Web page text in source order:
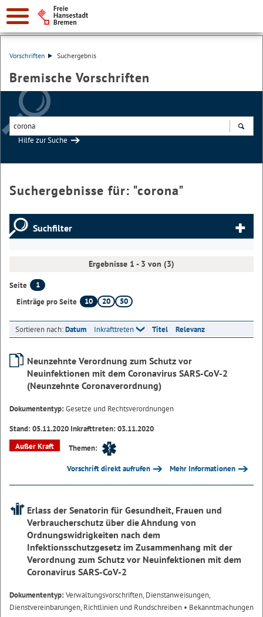
Vorschriften Suchergebnis
Bremische Vorschriften
Hilfe zur Suche
Suchergebnisse für: "corona"
Suchfilter
Ergebnisse 1 - 3 von (3)
Seite
1
Einträge pro Seite
10 20 50
Sortieren nach:Datum Inkrafttreten Titel Relevanz
Neunzehnte Verordnung zum Schutz vor
Neuinfektionen mit dem Coronavirus SARS-CoV-2
(Neunzehnte Coronaverordnung)
Dokumententyp:Gesetze und Rechtsverordnungen
Stand: 05.11.2020 Inkrafttreten: 03.11.2020
Außer Kraft
Themen:
Vorschrift direkt aufrufen Mehr Informationen
Erlass der Senatorin für Gesundheit, Frauen und
Verbraucherschutz über die Ahndung von
Ordnungswidrigkeiten nach dem
Infektionsschutzgesetz im Zusammenhang mit der
Verordnung zum Schutz vor Neuinfektionen mit dem
Coronavirus SARS-CoV-2
Dokumententyp:Verwaltungsvorschriften, Dienstanweisungen,
Dienstvereinbarungen, Richtlinien und Rundschreiben • Bekanntmachungen